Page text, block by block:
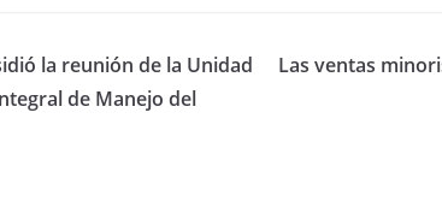
la reunión de la Unidad
de Manejo del
Las ventas